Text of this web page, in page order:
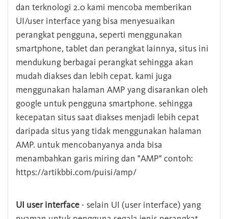
dan terknologi 2.0 kami mencoba memberikan
UI/user interface yang bisa menyesuaikan
perangkat pengguna, seperti menggunakan
smartphone, tablet dan perangkat lainnya, situs ini
mendukung berbagai perangkat sehingga akan
mudah diakses dan lebih cepat. kami juga
menggunakan halaman AMP yang disarankan oleh
google untuk pengguna smartphone. sehingga
kecepatan situs saat diakses menjadi lebih cepat
daripada situs yang tidak menggunakan halaman
AMP. untuk mencobanyanya anda bisa
menambahkan garis miring dan "AMP" contoh:
https://artikbbi.com/puisi/amp/
UI user interface - selain UI (user interface) yang